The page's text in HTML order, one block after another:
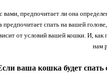
вами, предпочитает ли она
спать на вашей
от условий вашей кошки. И,
нам
ваша кошка будет